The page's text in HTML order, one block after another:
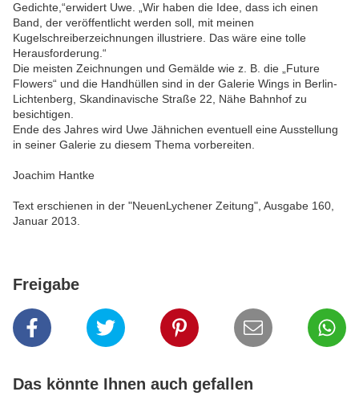
Gedichte,“erwidert Uwe. „Wir haben die Idee, dass ich einen
Band, der veröffentlicht werden soll, mit meinen
Kugelschreiberzeichnungen illustriere. Das wäre eine tolle
Herausforderung.“
Die meisten Zeichnungen und Gemälde wie z. B. die „Future
Flowers“ und die Handhüllen sind in der Galerie Wings in Berlin-
Lichtenberg, Skandinavische Straße 22, Nähe Bahnhof zu
besichtigen.
Ende des Jahres wird Uwe Jähnichen eventuell eine Ausstellung
in seiner Galerie zu diesem Thema vorbereiten.
Joachim Hantke
Text erschienen in der "NeuenLychener Zeitung", Ausgabe 160,
Januar 2013.
Freigabe
Das könnte Ihnen auch gefallen